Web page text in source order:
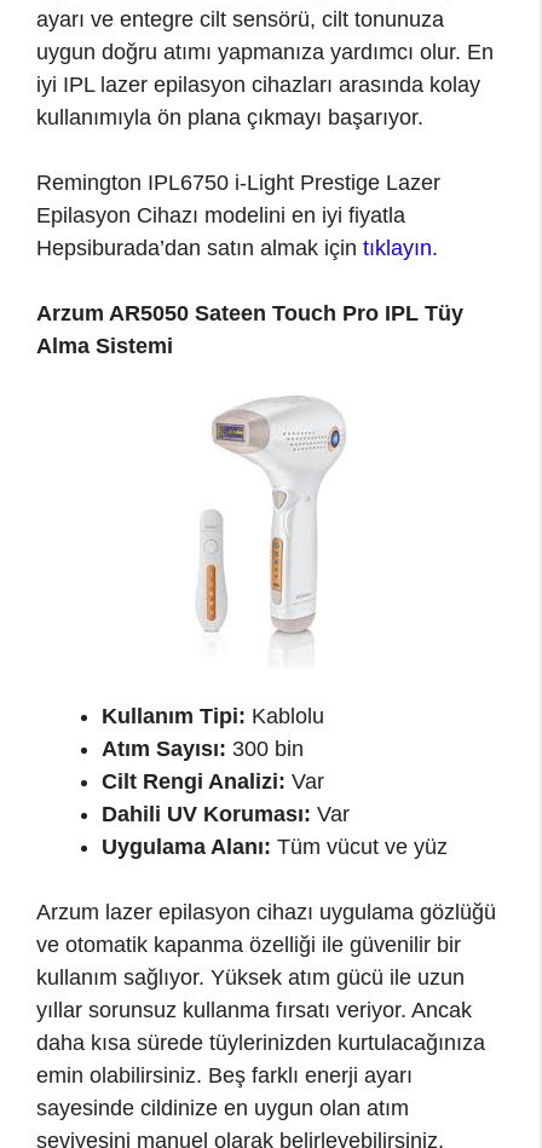
ayarı ve entegre cilt sensörü, cilt tonunuza
uygun doğru atımı yapmanıza yardımcı olur. En
iyi IPL lazer epilasyon cihazları arasında kolay
kullanımıyla ön plana çıkmayı başarıyor.
Remington IPL6750 i-Light Prestige Lazer
Epilasyon Cihazı modelini en iyi fiyatla
Hepsiburada’dan satın almak için tıklayın.
Arzum AR5050 Sateen Touch Pro IPL Tüy
Alma Sistemi
Kullanım Tipi: Kablolu
Atım Sayısı: 300 bin
Cilt Rengi Analizi: Var
Dahili UV Koruması: Var
Uygulama Alanı: Tüm vücut ve yüz
Arzum lazer epilasyon cihazı uygulama gözlüğü
ve otomatik kapanma özelliği ile güvenilir bir
kullanım sağlıyor. Yüksek atım gücü ile uzun
yıllar sorunsuz kullanma fırsatı veriyor. Ancak
daha kısa sürede tüylerinizden kurtulacağınıza
emin olabilirsiniz. Beş farklı enerji ayarı
sayesinde cildinize en uygun olan atım
seviyesini manuel olarak belirleyebilirsiniz.